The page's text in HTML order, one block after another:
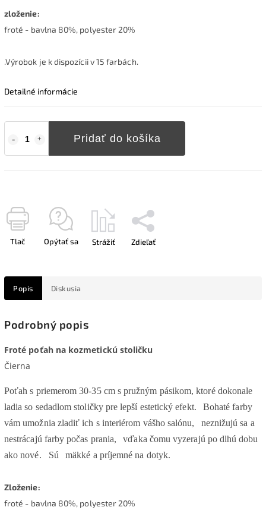
Pridať do košíka
zloženie:
froté - bavlna 80%, polyester 20%
.Výrobok je k dispozícii v 15 farbách.
Detailné informácie
Tlač Opýtať sa Strážiť Zdieľať
Popis Diskusia
Podrobný popis
Froté poťah na kozmetickú stoličku
Čierna
Poťah s priemerom 30-35 cm s pružným pásikom, ktoré dokonale
ladia so sedadlom stoličky pre lepší estetický efekt.
Bohaté farby
vám umožnia zladiť ich s interiérom vášho salónu,
neznižujú sa a
nestrácajú farby počas prania,
vďaka čomu vyzerajú po dlhú dobu
ako nové.
Sú mäkké a príjemné na dotyk.
Zloženie:
froté - bavlna 80%, polyester 20%